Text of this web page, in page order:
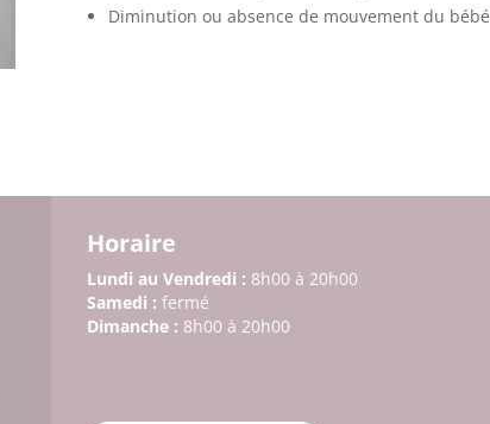
Diminution ou absence de mouvement du bébé
Horaire
Lundi au Vendredi : 8h00 à 20h00
Samedi : fermé
Dimanche : 8h00 à 20h00